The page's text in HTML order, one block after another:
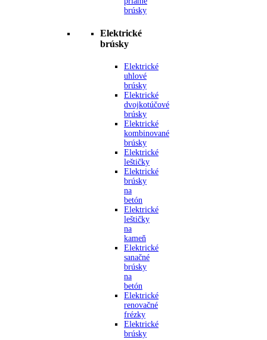
brúsky
Elektrické
brúsky
Elektrické
uhlové
brúsky
Elektrické
dvojkotúčové
brúsky
Elektrické
kombinované
brúsky
Elektrické
leštičky
Elektrické
brúsky
na
betón
Elektrické
leštičky
na
kameň
Elektrické
sanačné
brúsky
na
betón
Elektrické
renovačné
frézky
Elektrické
brúsky